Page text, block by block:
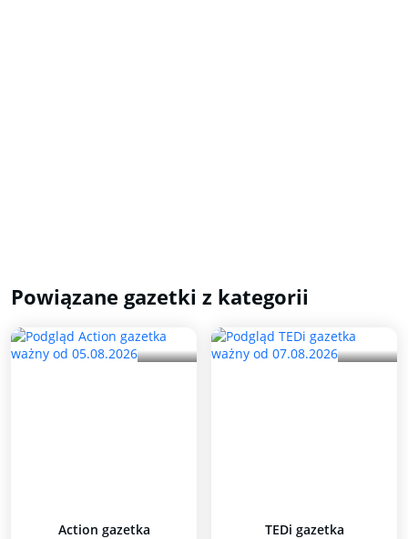
Powiązane gazetki z kategorii
Action gazetka TEDi gazetka